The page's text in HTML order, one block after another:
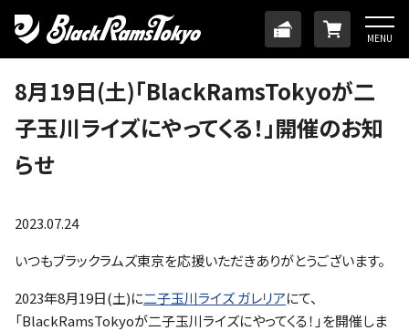
MENU
TICKET
HOME
チーム
アカデミー
8月19日(土)「BlackRamsTokyoが二
子玉川ライズにやってくる！」開催のお知
らせ
2023.07.24
いつもブラックラムズ東京を応援いただきありがとうございます。
2023年8月19日(土)に二子玉川ライズ ガレリアにて、
「BlackRamsTokyoが二子玉川ライズにやってくる！」を開催しま